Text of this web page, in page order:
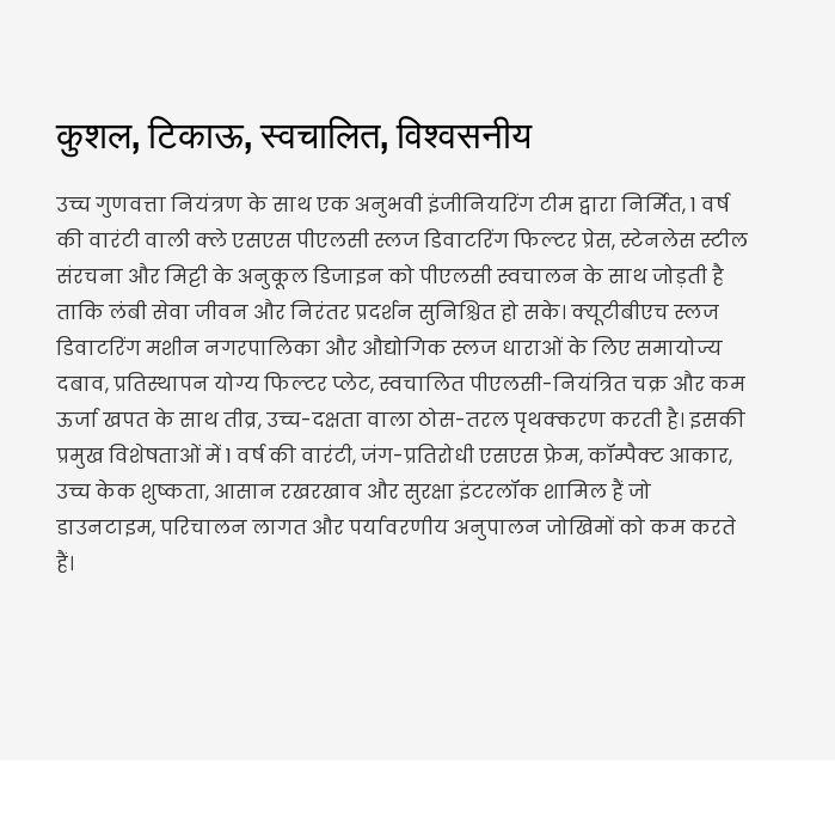
कुशल, टिकाऊ, स्वचालित, विश्वसनीय
उच्च गुणवत्ता नियंत्रण के साथ एक अनुभवी इंजीनियरिंग टीम द्वारा निर्मित, 1 वर्ष
की वारंटी वाली क्ले एसएस पीएलसी स्लज डिवाटरिंग फिल्टर प्रेस, स्टेनलेस स्टील
संरचना और मिट्टी के अनुकूल डिजाइन को पीएलसी स्वचालन के साथ जोड़ती है
ताकि लंबी सेवा जीवन और निरंतर प्रदर्शन सुनिश्चित हो सके। क्यूटीबीएच स्लज
डिवाटरिंग मशीन नगरपालिका और औद्योगिक स्लज धाराओं के लिए समायोज्य
दबाव, प्रतिस्थापन योग्य फिल्टर प्लेट, स्वचालित पीएलसी-नियंत्रित चक्र और कम
ऊर्जा खपत के साथ तीव्र, उच्च-दक्षता वाला ठोस-तरल पृथक्करण करती है। इसकी
प्रमुख विशेषताओं में 1 वर्ष की वारंटी, जंग-प्रतिरोधी एसएस फ्रेम, कॉम्पैक्ट आकार,
उच्च केक शुष्कता, आसान रखरखाव और सुरक्षा इंटरलॉक शामिल हैं जो
डाउनटाइम, परिचालन लागत और पर्यावरणीय अनुपालन जोखिमों को कम करते
हैं।